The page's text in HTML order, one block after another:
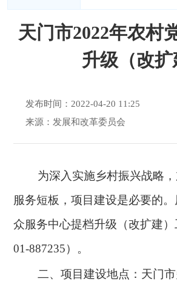
天门市2022年农村
升级（改
发布时间：2022-04-20 11:25
来源：发展和改革委员会
为深入实施乡村振兴战略 ，
服务短板， 项目建设是必要的。
众服务中心提档升级（改扩建）
01-887235）。
二、项目建设地点： 天门市